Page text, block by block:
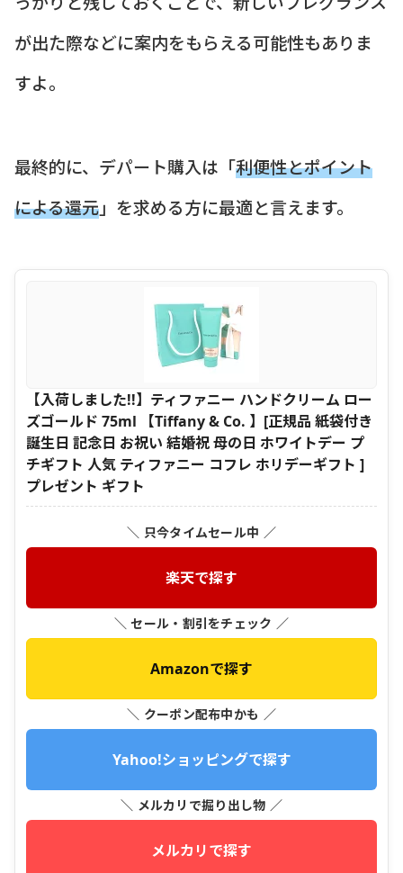
が出た際などに案内をもらえる可能性もありま
すよ。
最終的に、デパート購入は「利便性とポイント
による還元」を求める方に最適と言えます。
【入荷しました!!】ティファニー ハンドクリーム ロー
ズゴールド 75ml 【Tiffany & Co. 】[正規品 紙袋付き
誕生日 記念日 お祝い 結婚祝 母の日 ホワイトデー プ
チギフト 人気 ティファニー コフレ ホリデーギフト ]
プレゼント ギフト
＼ 只今タイムセール中 ／
楽天で探す
＼ セール・割引をチェック ／
Amazonで探す
＼ クーポン配布中かも ／
Yahoo!ショッピングで探す
＼ メルカリで掘り出し物 ／
メルカリで探す